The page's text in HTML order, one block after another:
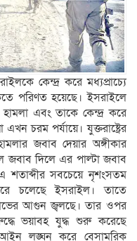
কেন্দ্র করে মধ্যপ্রাচ্যে
পরিণত হয়েছে। ইসরাইলে
হামলা এবং তাকে কেন্দ্র করে
চরম পর্যায়ে। যুক্তরাষ্ট্রের
জবাব দেয়ার অঙ্গীকার
জবাব দিলে এর পাল্টা জবাব
সবচেয়ে নৃশংসতম
চলেছে ইসরাইল। তাতে
আগুন জ্বলছে। তার ওপর
ভয়াবহ যুদ্ধ শুরু করেছে
আইন লঙ্ঘন করে বেসামরিক